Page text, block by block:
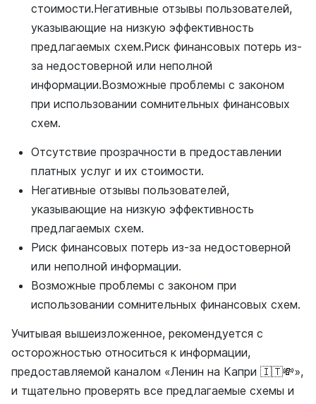
стоимости.Негативные отзывы пользователей,
указывающие на низкую эффективность
предлагаемых схем.Риск финансовых потерь из-
за недостоверной или неполной
информации.Возможные проблемы с законом
при использовании сомнительных финансовых
схем.
Отсутствие прозрачности в предоставлении
платных услуг и их стоимости.
Негативные отзывы пользователей,
указывающие на низкую эффективность
предлагаемых схем.
Риск финансовых потерь из-за недостоверной
или неполной информации.
Возможные проблемы с законом при
использовании сомнительных финансовых схем.
Учитывая вышеизложенное, рекомендуется с
осторожностью относиться к информации,
предоставляемой каналом «Ленин на Капри 🇮🇹💸»,
и тщательно проверять все предлагаемые схемы и